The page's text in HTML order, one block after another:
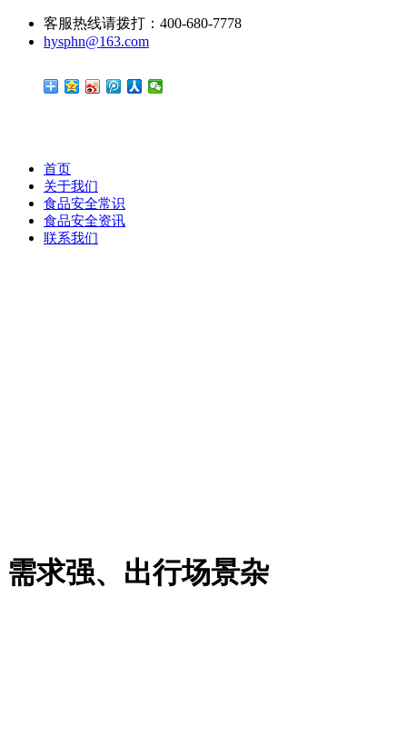
客服热线请拨打：400-680-7778
hysphn@163.com
首页
关于我们
食品安全常识
食品安全资讯
联系我们
需求强、出行场景杂